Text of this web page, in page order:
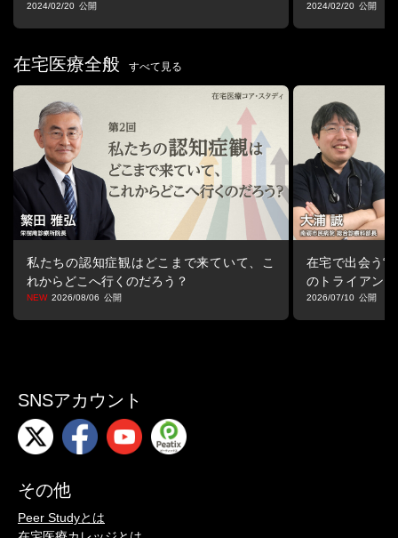
2024/02/20 2024/02/20
在宅医療全般 すべて見る
私たちの認知症観はどこまで来ていて、こ
れからどこへ行くのだろう？
2026/08/06
在宅で出会う“
のトライアン
る視点
2026/07/10
SNSアカウント
その他
Peer Studyとは